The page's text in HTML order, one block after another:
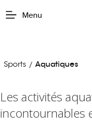
Menu
Sports / Aquatiques
Les activités
incontournables